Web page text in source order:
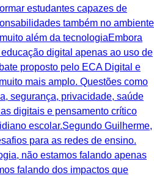
estudantes capazes de
também no ambiente
além da tecnologiaEmbora
digital apenas ao uso de
proposto pelo ECA Digital e
mais amplo. Questões como
segurança, privacidade, saúde
digitais e pensamento crítico
escolar.Segundo Guilherme,
para as redes de ensino.
não estamos falando apenas
falando dos impactos que